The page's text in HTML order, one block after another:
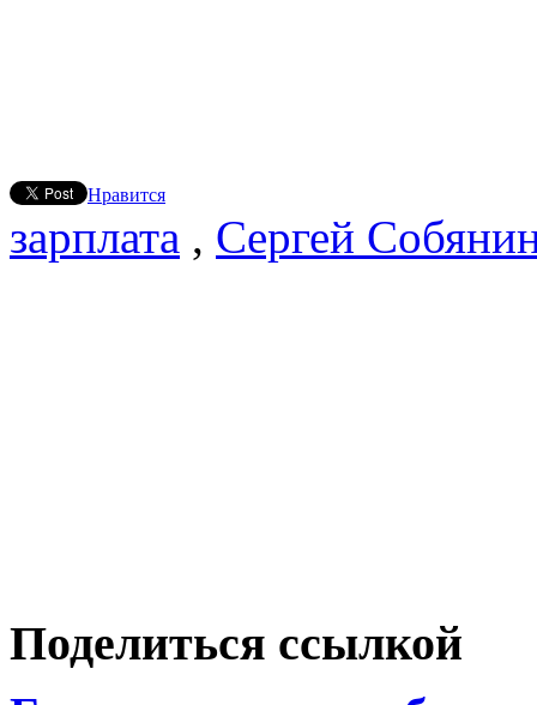
Нравится
зарплата , Сергей
Поделиться ссылкой